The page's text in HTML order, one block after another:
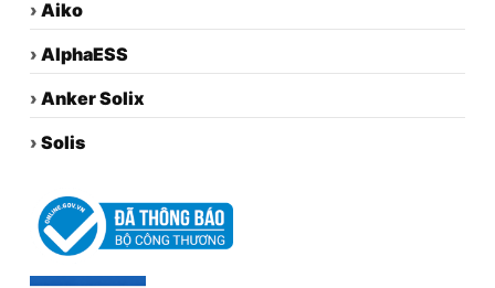
› Aiko
› AlphaESS
› Anker Solix
› Solis